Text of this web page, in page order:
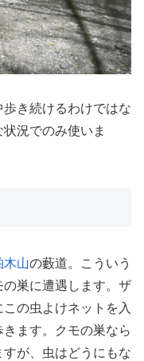
き続けるわけではな
況でのみ使いま
木山の藪道。こういう
巣に遭遇します。ザ
の虫よけネットを入
ます。クモの巣なら
が、虫はどうにもな